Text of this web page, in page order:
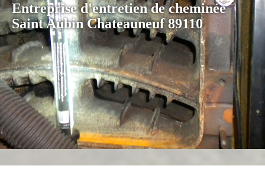
Entreprise d'entretien de cheminée
Saint Aubin Chateauneuf 89110